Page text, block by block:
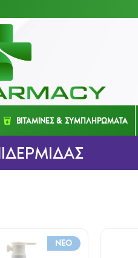
ΒΙΤΑΜΙΝΕΣ & ΣΥΜΠΛΗΡΩΜΑΤΑ
NEO